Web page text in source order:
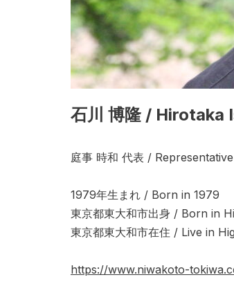
石川 博隆 / Hirotaka
庭事 時和 代表 /
1979年生まれ / Born in 1979
東京都東大和市出身 / Born in
東京都東大和市在住 / Live in
https://www.niwakoto-